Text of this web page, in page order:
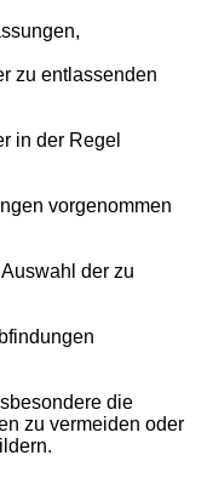
zu entlassenden
in der Regel
vorgenommen
der zu
die
zu vermeiden oder